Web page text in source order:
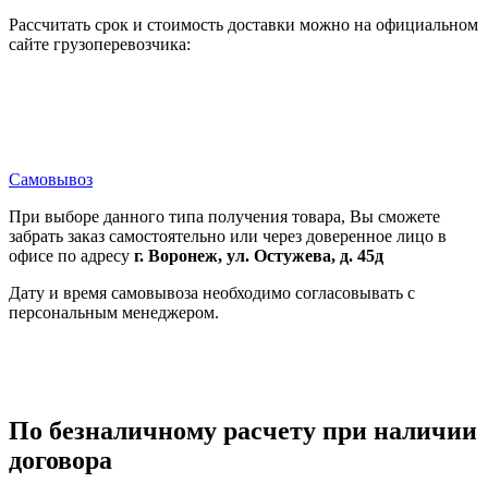
Рассчитать срок и стоимость доставки можно на официальном
сайте грузоперевозчика:
Самовывоз
При выборе данного типа получения товара, Вы сможете
забрать заказ самостоятельно или через доверенное лицо в
офисе по адресу г. Воронеж, ул. Остужева, д. 45д
Дату и время самовывоза необходимо согласовывать с
персональным менеджером.
По безналичному расчету при наличии
договора